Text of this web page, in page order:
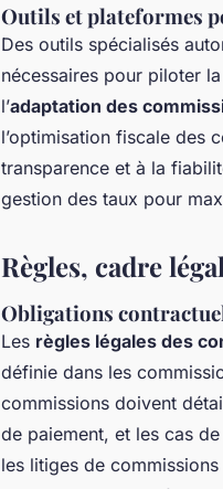
Outils et plateformes
Des outils spécialisés
nécessaires pour piloter
l’adaptation des
l’optimisation fiscale des
transparence et à la
gestion des taux pour
Règles, cadre
Obligations
Les règles légales des
définie dans les
commissions doivent
de paiement, et les cas
les litiges de